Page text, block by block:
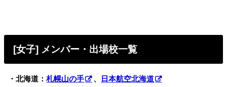
[女子] メンバー・出場校一覧
・北海道：札幌山の手 、
日本航空北海道